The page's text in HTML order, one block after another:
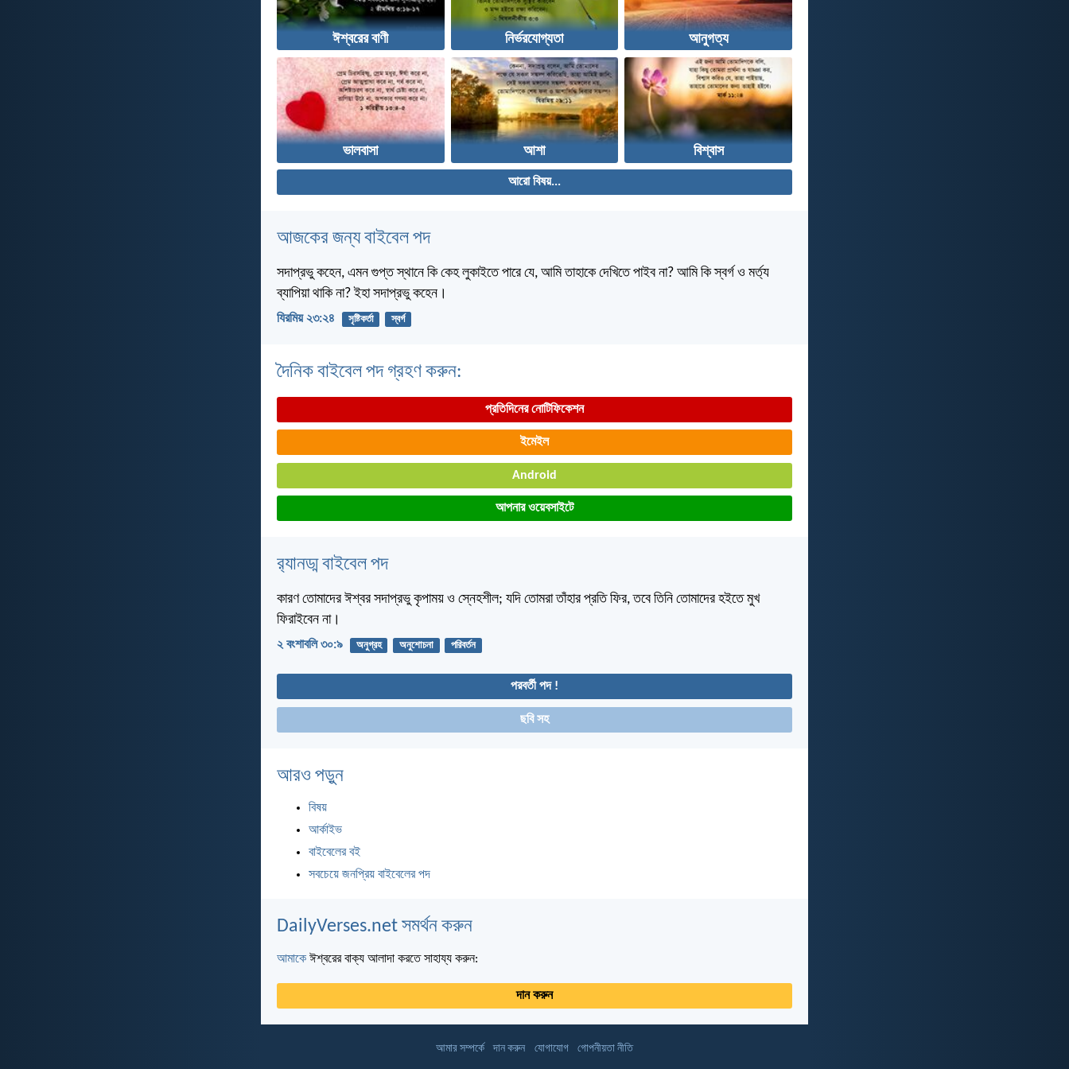
ঈশ্বরের বাণী নির্ভরযোগ্যতা আনুগত্য
ভালবাসা আশা বিশ্বাস
আরো বিষয়...
আজকের জন্য বাইবেল পদ
সদাপ্রভু কহেন, এমন গুপ্ত স্থানে কি কেহ লুকাইতে পারে যে, আমি তাহাকে দেখিতে পাইব না? আমি কি স্বর্গ ও মর্ত্য
ব্যাপিয়া থাকি না? ইহা সদাপ্রভু কহেন।
যিরমিয় ২৩:২৪ সৃষ্টিকর্তা স্বর্গ
দৈনিক বাইবেল পদ গ্রহণ করুন:
প্রতিদিনের নোটিফিকেশন
ইমেইল
Android
আপনার ওয়েবসাইটে
র‌্যানড্ম বাইবেল পদ
কারণ তোমাদের ঈশ্বর সদাপ্রভু কৃপাময় ও স্নেহশীল; যদি তোমরা তাঁহার প্রতি ফির, তবে তিনি তোমাদের হইতে মুখ
ফিরাইবেন না।
২ বংশাবলি ৩০:৯ অনুগ্রহ অনুশোচনা পরিবর্তন
পরবর্তী পদ !
ছবি সহ
আরও পড়ুন
বিষয়
আর্কাইভ
বাইবেলের বই
সবচেয়ে জনপ্রিয় বাইবেলের পদ
DailyVerses.net সমর্থন করুন
আমাকে ঈশ্বরের বাক্য আলাদা করতে সাহায্য করুন:
দান করুন
আমার সম্পর্কে দান করুন যোগাযোগ গোপনীয়তা নীতি